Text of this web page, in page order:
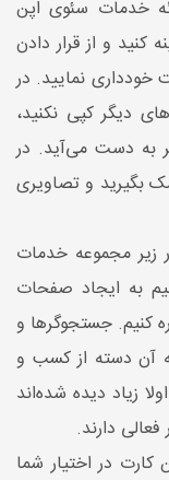
خدمات سئوی اپن
و از قرار دادن
خودداری نمایید. در
دیگر کپی نکنید،
به دست می‌آید. در
بگیرید و تصاویری
زیر مجموعه خدمات
به ایجاد صفحات
کنیم. جستجوگرها و
آن دسته از کسب و
زیاد دیده شده‌اند
دارند.
در اختیار شما